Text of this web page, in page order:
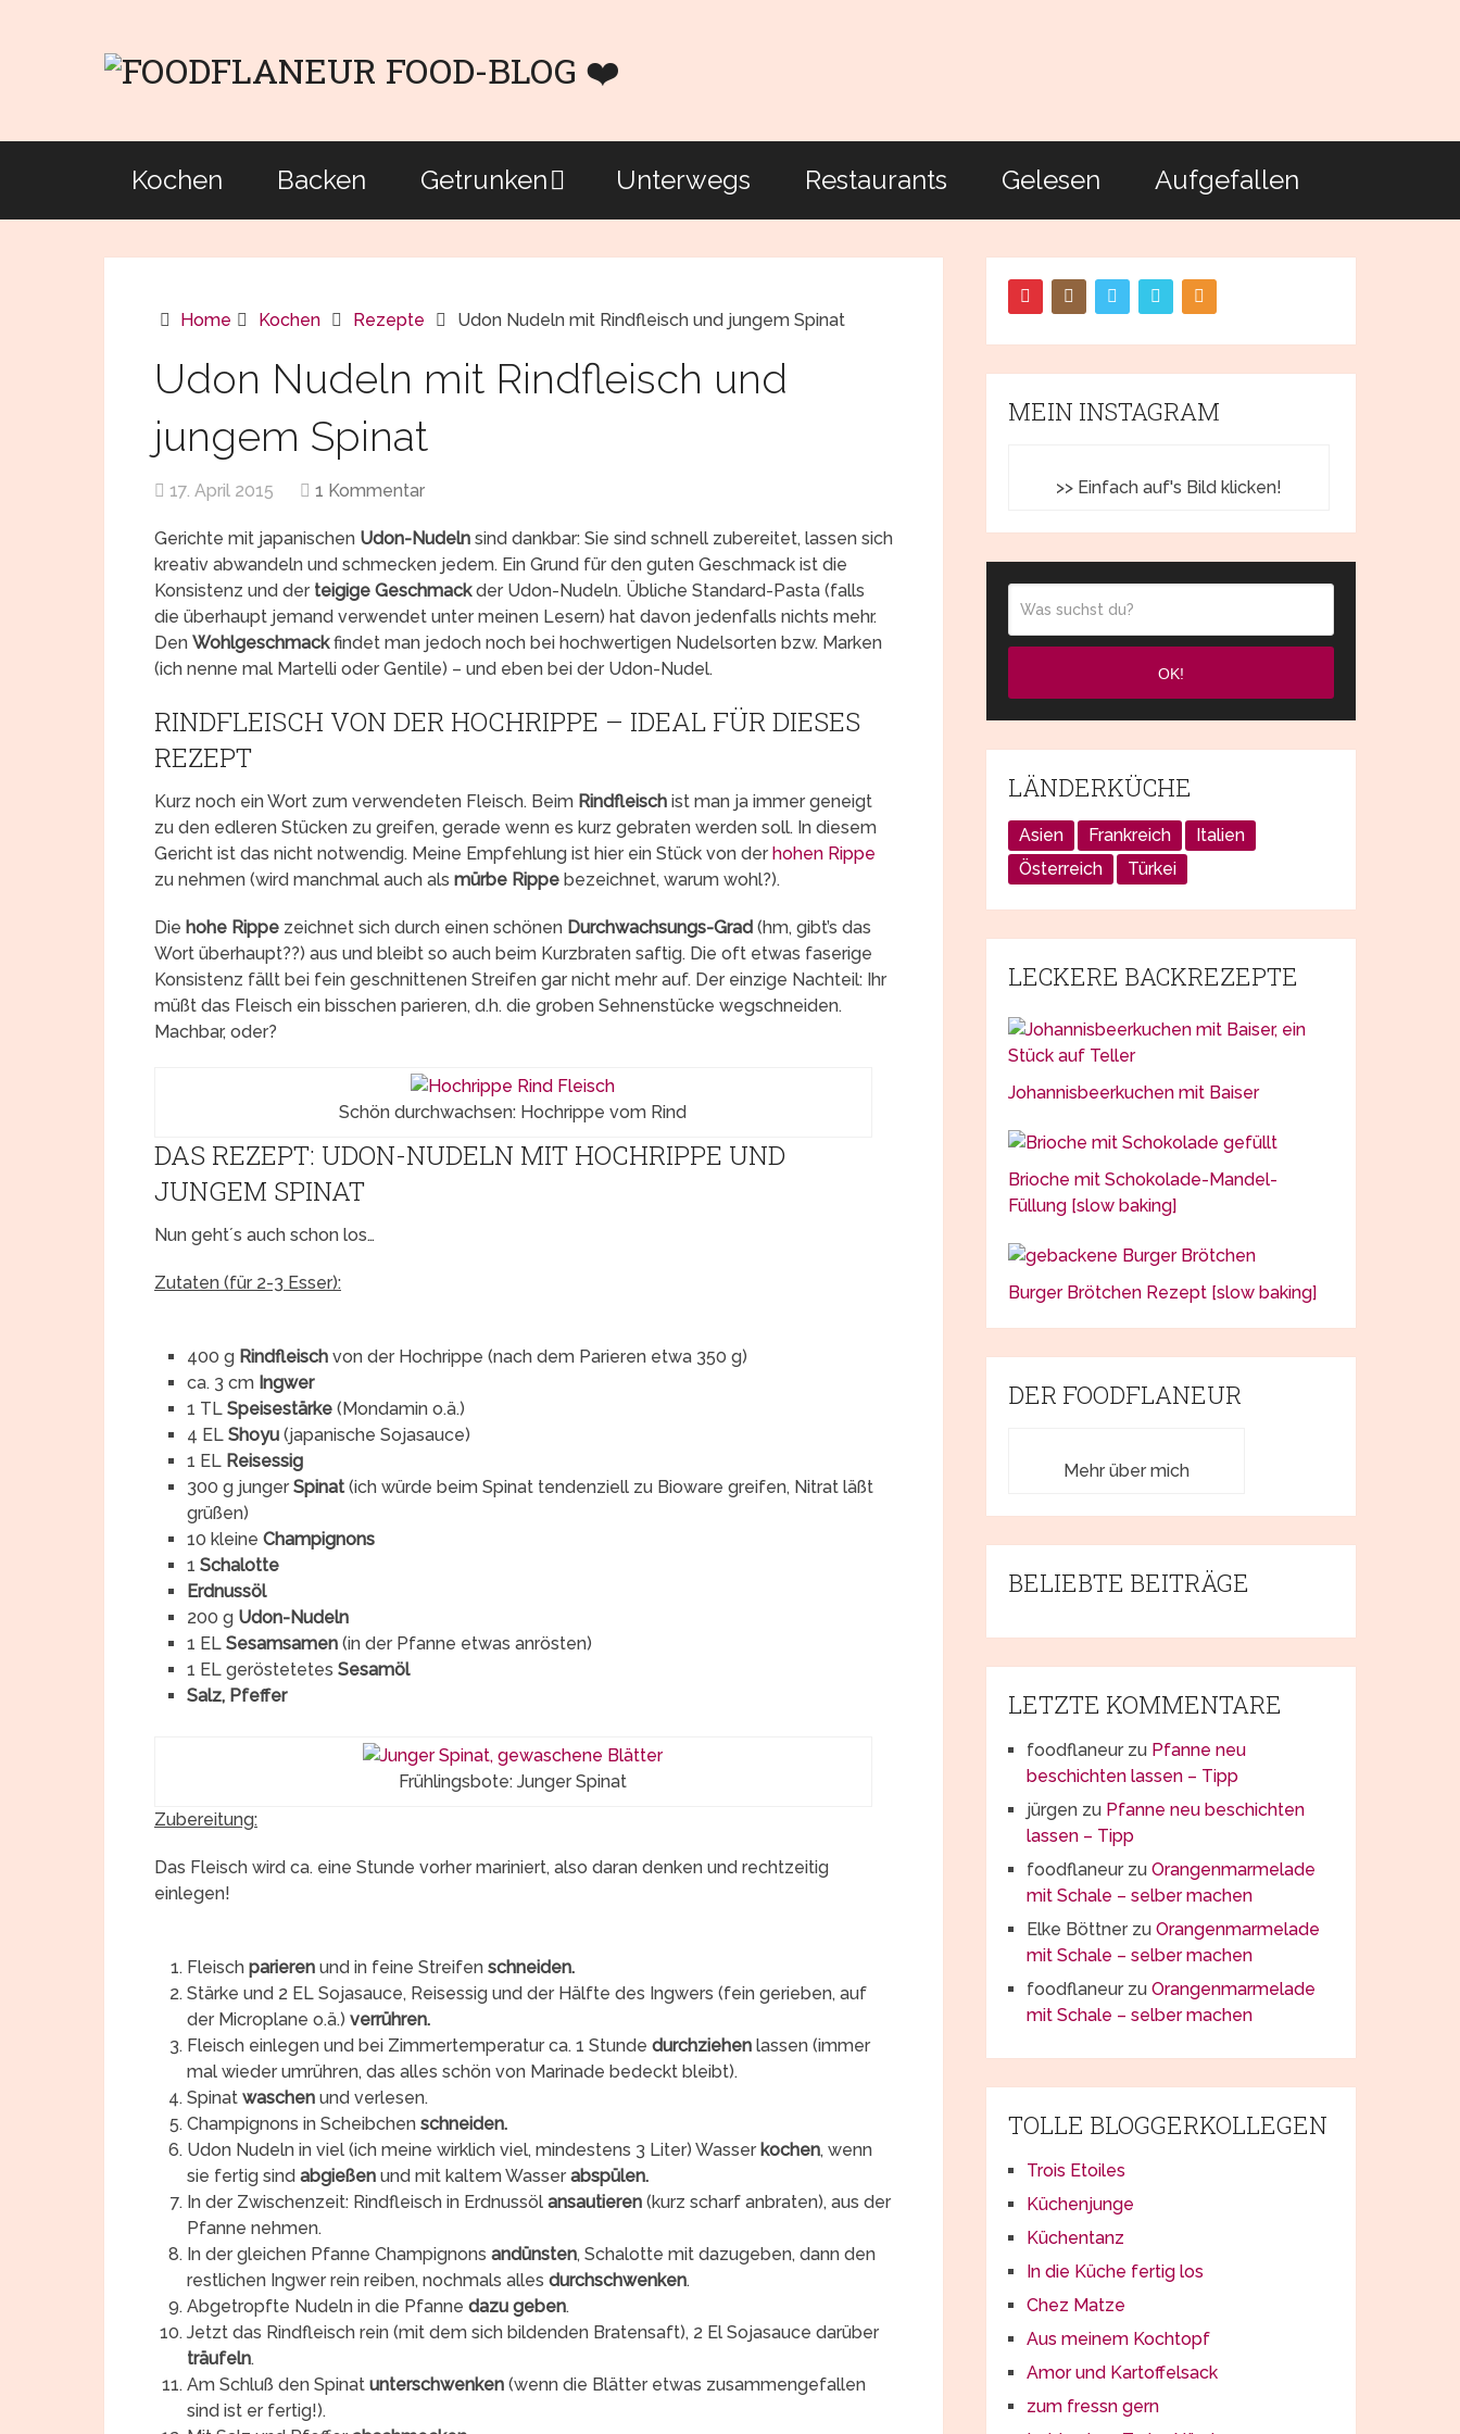
Kochen Backen Getrunken Unterwegs Restaurants Gelesen Aufgefallen
Home Kochen Rezepte Udon Nudeln mit Rindfleisch und jungem Spinat
Udon Nudeln mit Rindfleisch und
jungem Spinat
17. April 2015 1 Kommentar
Gerichte mit japanischen Udon-Nudeln sind dankbar: Sie sind schnell zubereitet, lassen sich
kreativ abwandeln und schmecken jedem. Ein Grund für den guten Geschmack ist die
Konsistenz und der teigige Geschmackder Udon-Nudeln. Übliche Standard-Pasta (falls
die überhaupt jemand verwendet unter meinen Lesern) hat davon jedenfalls nichts mehr.
Den Wohlgeschmackfindet man jedoch noch bei hochwertigen Nudelsorten bzw. Marken
(ich nenne mal Martelli oder Gentile) – und eben bei der Udon-Nudel.
RINDFLEISCH VON DER HOCHRIPPE – IDEAL FÜR DIESES
REZEPT
Kurz noch ein Wort zum verwendeten Fleisch. Beim Rindfleisch ist man ja immer geneigt
zu den edleren Stücken zu greifen, gerade wenn es kurz gebraten werden soll. In diesem
Gericht ist das nicht notwendig. Meine Empfehlung ist hier ein Stück von der hohen Rippe
zu nehmen (wird manchmal auch als mürbe Rippe bezeichnet, warum wohl?).
Die hohe Rippe zeichnet sich durch einen schönen Durchwachsungs-Grad (hm, gibt’s das
Wort überhaupt??) aus und bleibt so auch beim Kurzbraten saftig. Die oft etwas faserige
Konsistenz fällt bei fein geschnittenen Streifen gar nicht mehr auf. Der einzige Nachteil: Ihr
müßt das Fleisch ein bisschen parieren, d.h. die groben Sehnenstücke wegschneiden.
Machbar, oder?
Schön durchwachsen: Hochrippe vom Rind
DAS REZEPT: UDON-NUDELN MIT HOCHRIPPE UND
JUNGEM SPINAT
Nun geht´s auch schon los…
Zutaten (für 2-3 Esser):
400 g Rindfleisch von der Hochrippe (nach dem Parieren etwa 350 g)
ca. 3 cm Ingwer
1 TLSpeisestärke (Mondamin o.ä.)
4 ELShoyu (japanische Sojasauce)
1 EL Reisessig
300 g jungerSpinat(ich würde beim Spinat tendenziell zu Bioware greifen, Nitrat läßt
grüßen)
10 kleineChampignons
1Schalotte
Erdnussöl
200 g Udon-Nudeln
1 ELSesamsamen(in der Pfanne etwas anrösten)
1 EL geröstetetesSesamöl
Salz, Pfeffer
Frühlingsbote: Junger Spinat
Zubereitung:
Das Fleisch wird ca. eine Stunde vorher mariniert, also daran denken und rechtzeitig
einlegen!
Fleischparieren und in feine Streifenschneiden.
Stärke und 2 EL Sojasauce, Reisessig und der Hälfte des Ingwers (fein gerieben, auf
der Microplane o.ä.)verrühren.
Fleisch einlegen und bei Zimmertemperatur ca. 1 Stundedurchziehen lassen (immer
mal wieder umrühren, das alles schön von Marinade bedeckt bleibt).
Spinatwaschen und verlesen.
Champignons in Scheibchenschneiden.
Udon Nudeln in viel (ich meine wirklich viel, mindestens 3 Liter) Wasser kochen, wenn
sie fertig sindabgießen und mit kaltem Wasserabspülen.
In der Zwischenzeit: Rindfleisch in Erdnussölansautieren (kurz scharf anbraten), aus der
Pfanne nehmen.
In der gleichen Pfanne Champignonsandünsten, Schalotte mit dazugeben, dann den
restlichen Ingwer rein reiben, nochmals allesdurchschwenken.
Abgetropfte Nudeln in die Pfannedazu geben.
Jetzt das Rindfleisch rein (mit dem sich bildenden Bratensaft), 2 El Sojasauce darüber
träufeln.
Am Schluß den Spinatunterschwenken (wenn die Blätter etwas zusammengefallen
sind ist er fertig!).
MEIN INSTAGRAM
>> Einfach auf's Bild klicken!
OK!
LÄNDERKÜCHE
Asien Frankreich
Italien
Österreich
Türkei
LECKERE BACKREZEPTE
Johannisbeerkuchen mit Baiser
Brioche mit Schokolade-Mandel-
Füllung [slow baking]
Burger Brötchen Rezept [slow baking]
DER FOODFLANEUR
Mehr über mich
BELIEBTE BEITRÄGE
LETZTE KOMMENTARE
foodflaneur zu Pfanne neu
beschichten lassen – Tipp
jürgen zu Pfanne neu beschichten
lassen – Tipp
foodflaneur zuOrangenmarmelade
mit Schale – selber machen
Elke Böttner zuOrangenmarmelade
mit Schale – selber machen
foodflaneur zuOrangenmarmelade
mit Schale – selber machen
TOLLE BLOGGERKOLLEGEN
Trois Etoiles
Küchenjunge
Küchentanz
In die Küche fertig los
Chez Matze
Aus meinem Kochtopf
Amor und Kartoffelsack
zum fressn gern